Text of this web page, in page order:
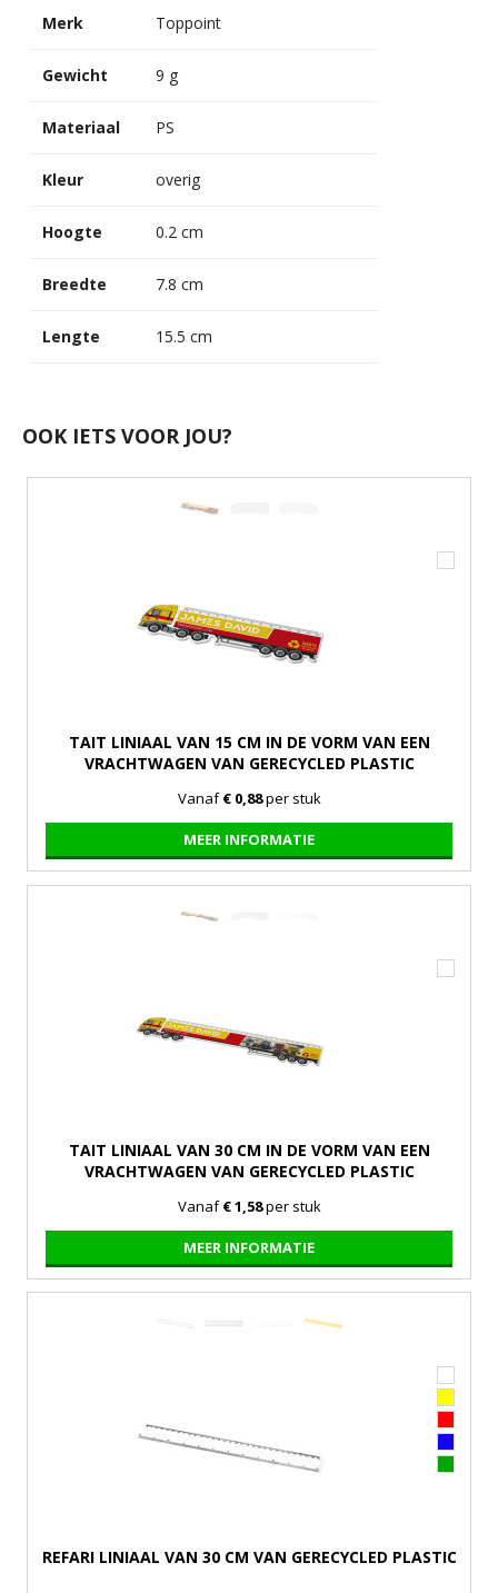
Merk Toppoint
Gewicht 9 g
Materiaal PS
Kleur overig
Hoogte 0.2 cm
Breedte 7.8 cm
Lengte 15.5 cm
OOK IETS VOOR JOU?
TAIT LINIAAL VAN 15 CM IN DE VORM VAN EEN
VRACHTWAGEN VAN GERECYCLED PLASTIC
Vanaf€ 0,88per stuk
MEER INFORMATIE
TAIT LINIAAL VAN 30 CM IN DE VORM VAN EEN
VRACHTWAGEN VAN GERECYCLED PLASTIC
Vanaf€ 1,58per stuk
MEER INFORMATIE
REFARI LINIAAL VAN 30 CM VAN GERECYCLED PLASTIC